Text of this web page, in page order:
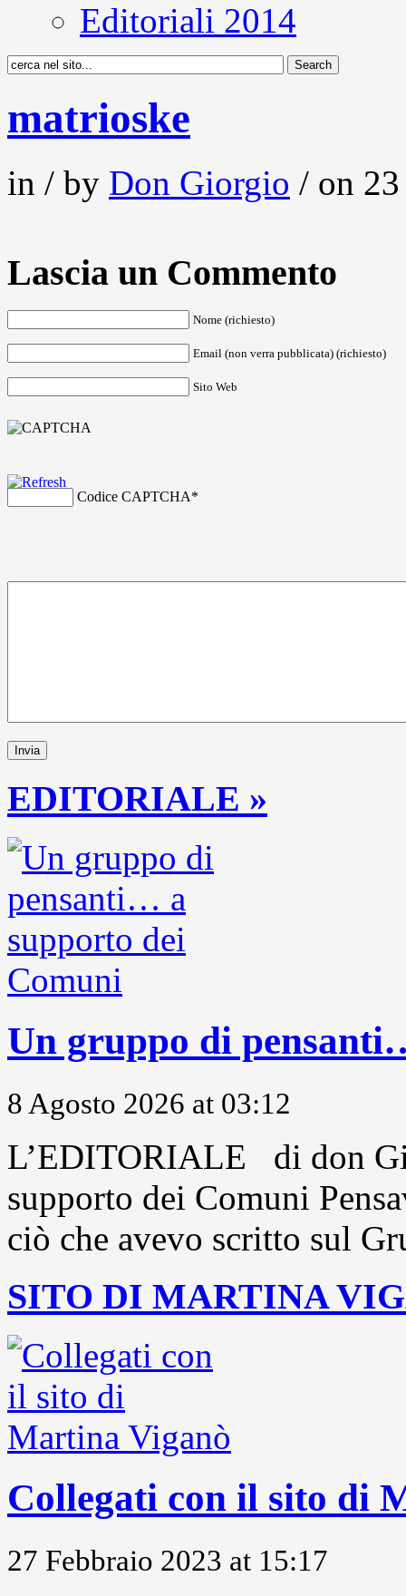
Editoriali 2014
matrioske
in / by Don Giorgio / on
Lascia un Commento
Nome (richiesto)
Email (non verra pubblicata) (richiesto)
Sito Web
Codice CAPTCHA*
EDITORIALE »
Un gruppo di
8 Agosto 2026 at 03:12
L’EDITORIALE di don
supporto dei Comuni
ciò che avevo scritto sul
SITO DI MARTINA
Collegati con il sito di
27 Febbraio 2023 at 15:17